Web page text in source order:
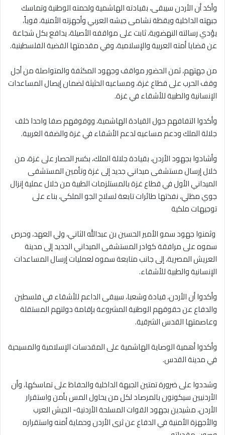
وأكد أن الأردن سيبقى، بقيادته الهاشمية ولحمته الوطنية وتماسك
جبهته الداخلية ويقظة نشامى جيشه العربي وأجهزته الأمنية، قوياً،
يؤدي رسالته النهضوية، ثابت على مواقفه الأصيلة، يدافع بكل شجاعة
عن قضايا أمته العربية والإسلامية، وفي مقدمتها القضية الفلسطينية.
من جهتهم، ثمن الحضور مواقف وجهود المكثفة والمتواصلة من أجل
وقف الحرب على قطاع غزة، ومساعيه الحثيثة لضمان إيصال المساعدات
الإنسانية والطبية للأشقاء في غزة.
وأكدوا التفافهم حول القيادة الهاشمية، ووقوفهم صفا واحدا خلف
جلالة الملك ودعم مساعيه لدعم الأشقاء في غزة والضفة الغربية.
وأشادوا بجهود الأردن، بقيادة جلالة الملك، بكسر الحصار على غزة، من
خلال إرسال مستشفى ميداني جديد إلى غزة وتأمين المستشفى
الميداني الأول في قطاع غزة بالمستلزمات الطبية من خلال عملية إنزال
جوي مظلي، نفذتها طائرات تابعة لسلاح الجو الملكي، بناء على
توجيهات ملكية
وثمنوا جهود سمو الأمير الحسين بن عبدالله الثاني، ولي العهد، وحرص
سموه على مرافقة كوادر المستشفى الميداني الجديد إلى مدينة
العريش المصرية، إلى جانب متابعة سموه لعمليات إرسال المساعدات
الإنسانية والطبية للأشقاء.
وأكدوا أن الأردن، قيادة وشعبا، سيبقى الداعم للأشقاء في فلسطين
والدفاع عن حقوقهم الوطنية المشروعة بإقامة دولتهم المستقلة
وعاصمتها القدس الشرقية.
وأكدوا أهمية الوصاية الهاشمية على المقدسات الإسلامية والمسيحية
في مدينة القدس.
وشددوا على ضرورة تمتين الجبهة الداخلية والحفاظ على تماسكها، وأن
الأردنيين سيكونون بالمرصاد لكل من يحاول المس بأمن واستقرار
الأردن، مشيدين بجهود القوات المسلحة الأردنية- الجيش العرب
والأجهزة الأمنية في الدفاع عن ثرى الأردن وحماية أمنه واستقراره